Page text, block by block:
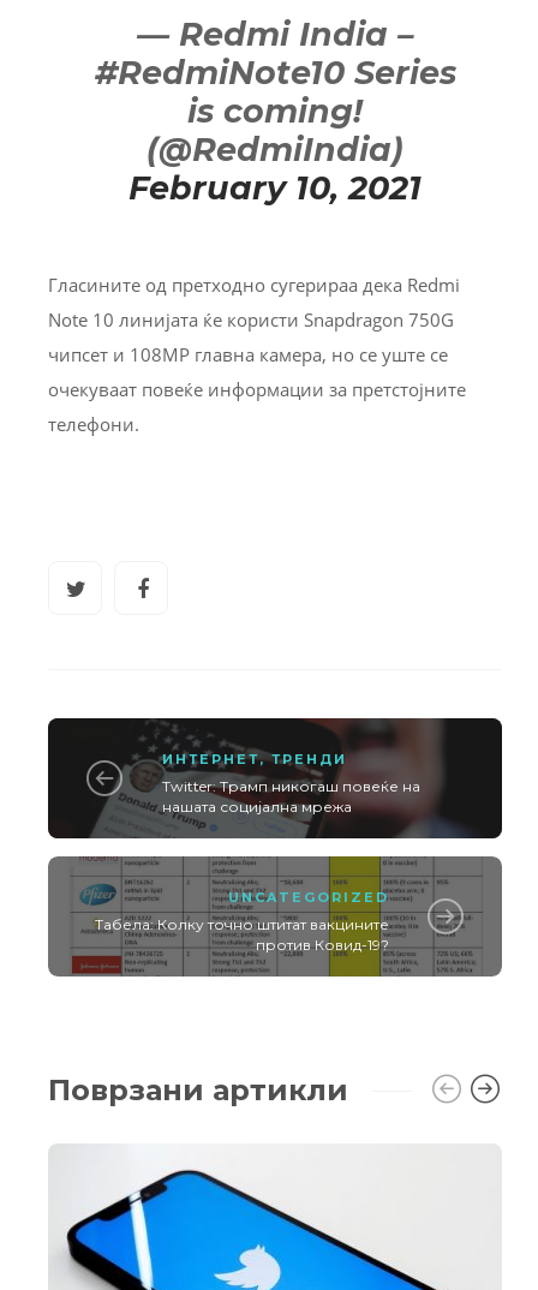
— Redmi India –
#RedmiNote10 Series
is coming!
(@RedmiIndia)
February 10, 2021
Гласините од претходно сугерираа дека Redmi
Note 10 линијата ќе користи Snapdragon 750G
чипсет и 108MP главна камера, но се уште се
очекуваат повеќе информации за претстојните
телефони.
ИНТЕРНЕТ,ТРЕНДИ
Twitter: Трамп никогаш повеќе на
нашата социјална мрежа
UNCATEGORIZED
Табела: Колку точно штитат вакцините
против Ковид-19?
Поврзани артикли